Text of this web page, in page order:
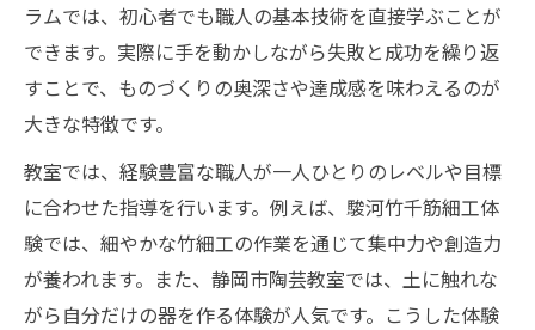
ラムでは、初心者でも職人の基本技術を直接学ぶことが
できます。実際に手を動かしながら失敗と成功を繰り返
すことで、ものづくりの奥深さや達成感を味わえるのが
大きな特徴です。
教室では、経験豊富な職人が一人ひとりのレベルや目標
に合わせた指導を行います。例えば、駿河竹千筋細工体
験では、細やかな竹細工の作業を通じて集中力や創造力
が養われます。また、静岡市陶芸教室では、土に触れな
がら自分だけの器を作る体験が人気です。こうした体験